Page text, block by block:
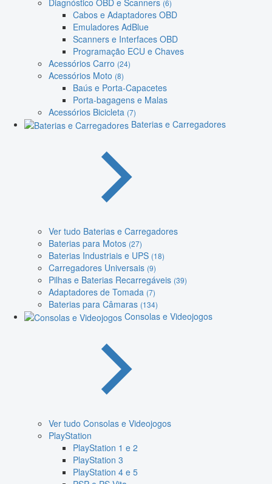
(6)
Cabos e Adaptadores OBD
Emuladores AdBlue
Scanners e Interfaces OBD
Programação ECU e Chaves
Acessórios Carro (24)
Acessórios Moto (8)
Baús e Porta-Capacetes
Porta-bagagens e Malas
Acessórios Bicicleta (7)
Baterias e Carregadores
Ver tudo Baterias e Carregadores
Baterias para Motos (27)
Baterias Industriais e UPS (18)
Carregadores Universais (9)
Pilhas e Baterias Recarregáveis (39)
Adaptadores de Tomada (7)
Baterias para Câmaras (134)
Consolas e Videojogos
Ver tudo Consolas e Videojogos
PlayStation
PlayStation 1 e 2
PlayStation 3
PlayStation 4 e 5